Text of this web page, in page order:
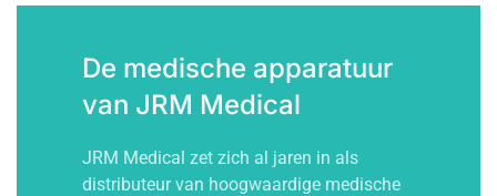
De medische apparatuur
van JRM Medical
JRM Medical zet zich al jaren in als
distributeur van hoogwaardige medische